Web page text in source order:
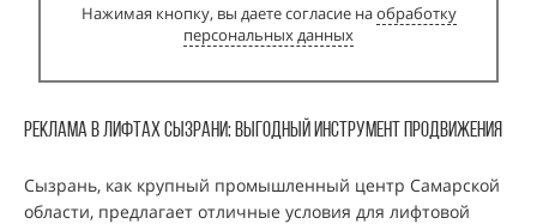
Нажимая кнопку, вы даете согласие наобработку
персональных данных
Реклама В ЛИфтах Сызрани: Выгодный инструмент продвижения
Сызрань, как крупный промышленный центр Самарской
области, предлагает отличные условия для лифтовой